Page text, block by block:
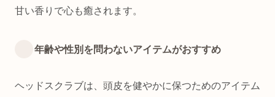
甘い香りで心も癒されます。
年齢や性別を問わないアイテムがおすすめ
ヘッドスクラブは、頭皮を健やかに保つためのアイテム